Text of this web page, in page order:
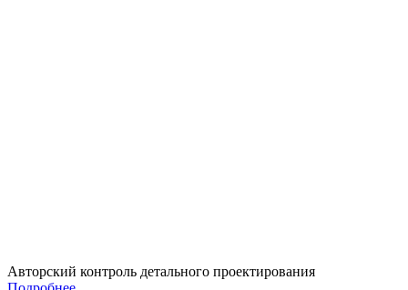
Авторский контроль детального проектирования